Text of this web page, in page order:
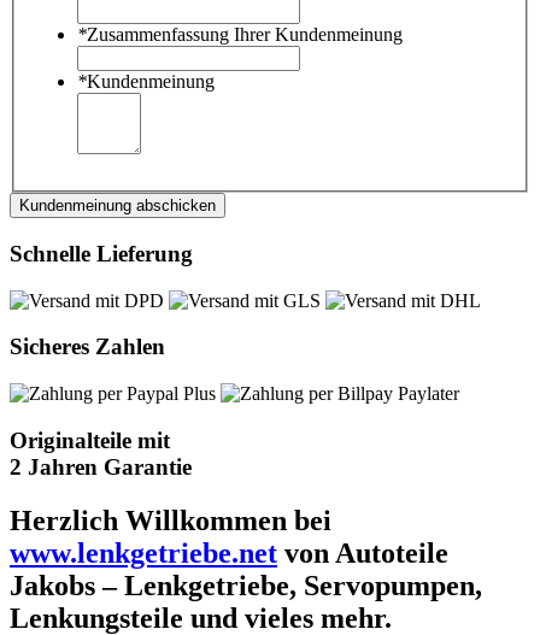
*Zusammenfassung Ihrer Kundenmeinung
*Kundenmeinung
Kundenmeinung abschicken
Schnelle Lieferung
Sicheres Zahlen
Originalteile mit
2 Jahren Garantie
Herzlich Willkommen bei
www.lenkgetriebe.net von Autoteile
Jakobs – Lenkgetriebe, Servopumpen,
Lenkungsteile und vieles mehr.